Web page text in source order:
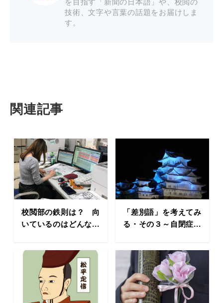
技術、文字や言葉の話題をお届けしま
す。
関連記事
校閲部の鉄則は？ 向
いているのはどんな...
「差別語」を考えてみ
る・その３～自閉症...